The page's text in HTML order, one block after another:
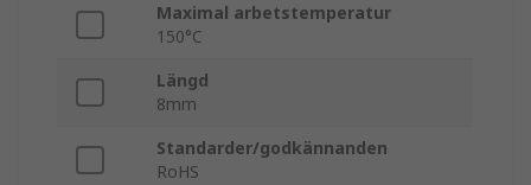
Maximal arbetstemperatur
150°C
Längd
8mm
Standarder/godkännanden
RoHS